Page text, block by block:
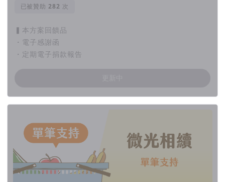
已被贊助 次
▍本方案回饋品
・電子感謝函
・定期電子捐款報告